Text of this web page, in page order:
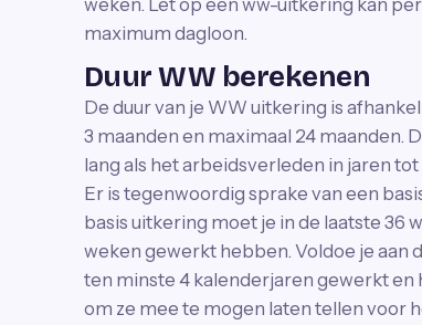
weken. Let op een ww-uitkering kan
maximum dagloon.
Duur WW berekenen
De duur van je WW uitkering is
3 maanden en maximaal 24 maanden.
lang als het arbeidsverleden in jaren
Er is tegenwoordig sprake van een
basis uitkering moet je in de laatste 36
weken gewerkt hebben. Voldoe je aan
ten minste 4 kalenderjaren gewerkt
om ze mee te mogen laten tellen voor